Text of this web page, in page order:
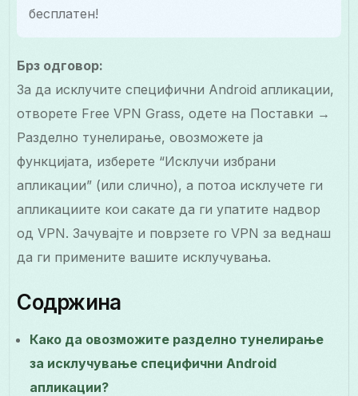
бесплатен!
Брз одговор:
За да исклучите специфични Android апликации,
отворете Free VPN Grass, одете на Поставки →
Разделно тунелирање, овозможете ја
функцијата, изберете “Исклучи избрани
апликации” (или слично), а потоа исклучете ги
апликациите кои сакате да ги упатите надвор
од VPN. Зачувајте и поврзете го VPN за веднаш
да ги примените вашите исклучувања.
Содржина
Како да овозможите разделно тунелирање
за исклучување специфични Android
апликации?